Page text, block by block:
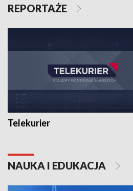
REPORTAŻE
Telekurier
NAUKA I EDUKACJA